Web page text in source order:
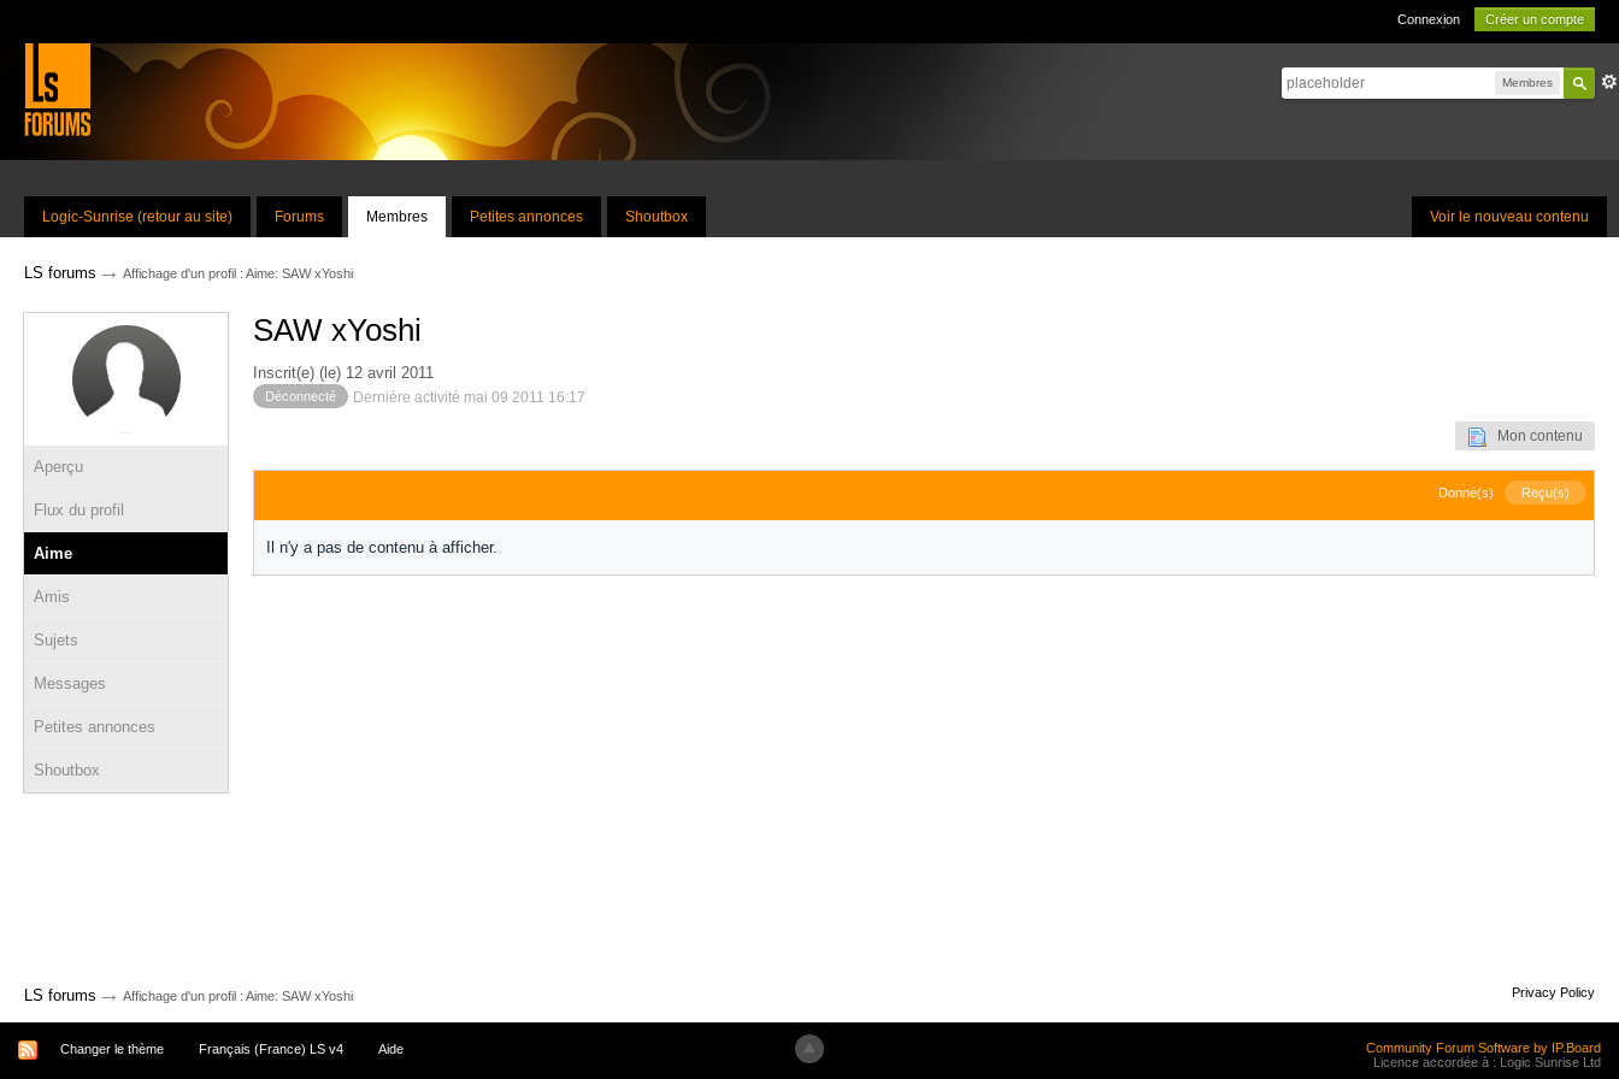
Connexion Créer un compte
Membres
Voir le nouveau contenu
Logic-Sunrise (retour au site) Forums Membres Petites annonces Shoutbox
LS forums → Affichage d'un profil : Aime: SAW xYoshi
Aperçu
Flux du profil
Aime
Amis
Sujets
Messages
Petites annonces
Shoutbox
SAW xYoshi
Inscrit(e) (le) 12 avril 2011
Déconnecté Dernière activité mai 09 2011 16:17
Mon contenu
Donné(s) Reçu(s)
Il n'y a pas de contenu à afficher.
LS forums → Affichage d'un profil : Aime: SAW xYoshi Privacy Policy
Changer le thème Français (France) LS v4 Aide
Community Forum Software by IP.Board
Licence accordée à : Logic Sunrise Ltd